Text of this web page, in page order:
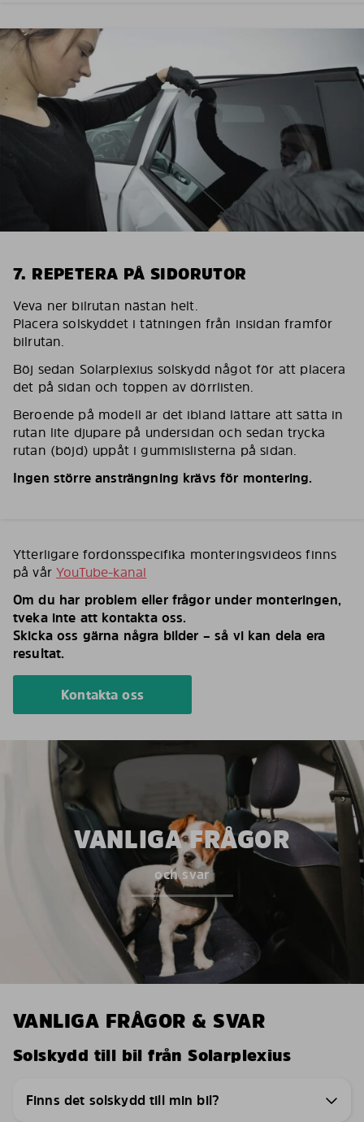
7. REPETERA PÅ SIDORUTOR
Veva ner bilrutan nästan helt.
Placera solskyddet i tätningen från insidan framför
bilrutan.
Böj sedan Solarplexius solskydd något för att placera
det på sidan och toppen av dörrlisten.
Beroende på modell är det ibland lättare att sätta in
rutan lite djupare på undersidan och sedan trycka
rutan (böjd) uppåt i gummislisterna på sidan.
Ingen större ansträngning krävs för montering.
Ytterligare fordonsspecifika monteringsvideos finns
på vårYouTube-kanal
Om du har problem eller frågor under monteringen,
tveka inte att kontakta oss.
Skicka oss gärna några bilder – så vi kan dela era
resultat.
Kontakta oss
VANLIGA FRÅGOR
och svar
VANLIGA FRÅGOR & SVAR
Solskydd till bil från Solarplexius
Finns det solskydd till min bil?